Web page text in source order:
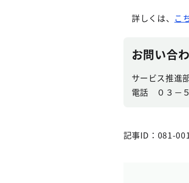
詳しくは、 こ
お問い合
サービス推進
電話 ０３－
記事ID：081-